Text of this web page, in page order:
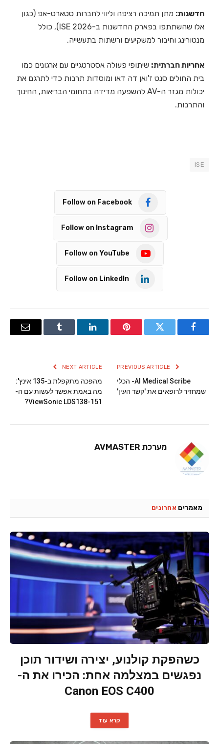
חדשנות: מתן תמיכה רציפה וליווי לחברות סטארט-אפ (כגון
אלו שהשתתפו בפארק החדשנות ב-ISE 2026), כולל
מנטורינג וחיבור למשקיעים ורשתות בתעשייה.
אחריות חברתית: שיתופי פעולה אסטרטגיים עם ארגונים כמו
בית החולים סנט ז'ואן דה דאו ומוסדות תרבות כדי לתרגם את
יכולות מגזר ה-AV להשפעה מדידה בתחומי הבריאות, החינוך
והתרבות.
ISE
Follow on Facebook
Follow on Instagram
Follow on YouTube
Follow on LinkedIn
Facebook
Twitter
Pinterest
LinkedIn
Tumblr
Email
AI Medical Scribe- הכלי
שמחזיר לרופאים את 'קשר העין'
NEXT ARTICLE
מהפכה מתקפלת ב-135 אינץ':
מה באמת אפשר לעשות עם ה-
ViewSonic LDS138-151?
מערכת AVMASTER
מאמרים אחרונים
כשהפקת קולנוע, יצירה ושידור תוכן
נפגשים במצלמה אחת: הכירו את ה-
Canon EOS C400
קרא עוד